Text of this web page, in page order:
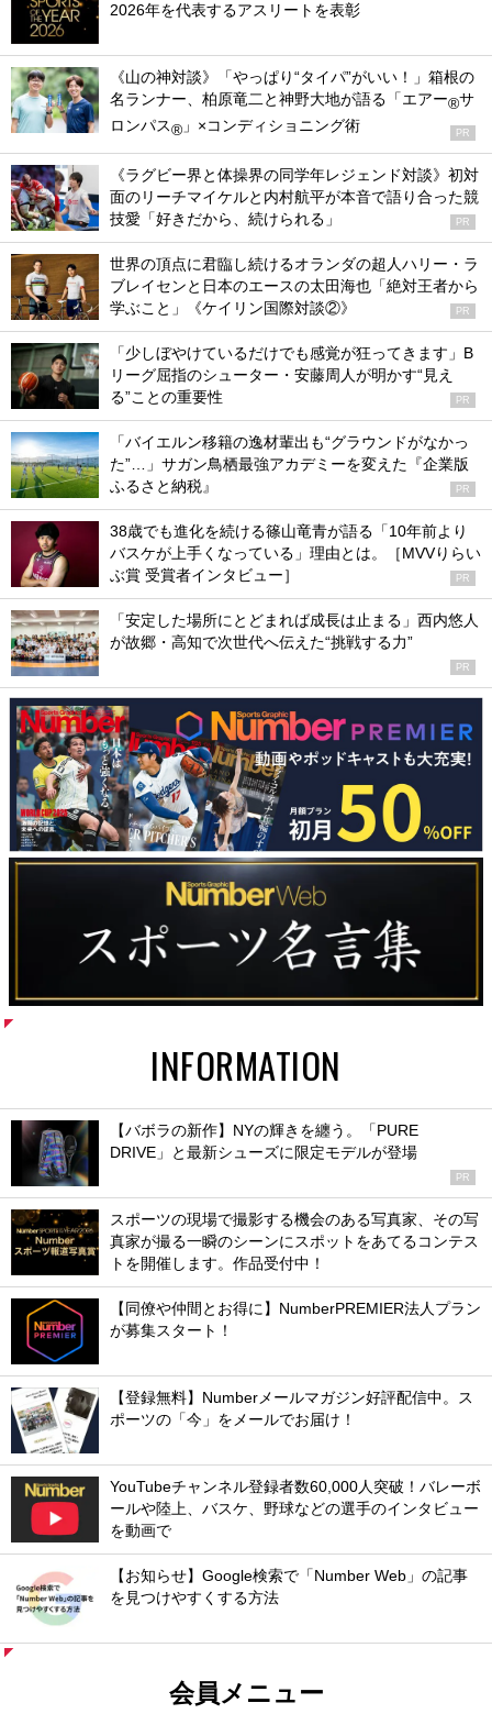
2026年を代表するアスリートを表彰
《山の神対談》「やっぱり“タイパ”がいい！」箱根の
名ランナー、柏原竜二と神野大地が語る「エアー®サ
ロンパス® 」×コンディショニング術 PR
《ラグビー界と体操界の同学年レジェンド対談》初対
面のリーチマイケルと内村航平が本音で語り合った競
技愛「好きだから、続けられる」
PR
世界の頂点に君臨し続けるオランダの超人ハリー・ラ
ブレイセンと日本のエースの太田海也「絶対王者から
学ぶこと」《ケイリン国際対談②》
PR
「少しぼやけているだけでも感覚が狂ってきます」B
リーグ屈指のシューター・安藤周人が明かす“見え
る”ことの重要性
PR
「バイエルン移籍の逸材輩出も“グラウンドがなかっ
た”…」サガン鳥栖最強アカデミーを変えた『企業版
ふるさと納税』
PR
38歳でも進化を続ける篠山竜青が語る「10年前より
バスケが上手くなっている」理由とは。［MVVりらい
ぶ賞 受賞者インタビュー］
PR
「安定した場所にとどまれば成長は止まる」西内悠人
が故郷・高知で次世代へ伝えた“挑戦する力”
PR
INFORMATION
【バボラの新作】NYの輝きを纏う。「PURE
DRIVE」と最新シューズに限定モデルが登場
PR
スポーツの現場で撮影する機会のある写真家、その写
真家が撮る一瞬のシーンにスポットをあてるコンテス
トを開催します。作品受付中！
【同僚や仲間とお得に】NumberPREMIER法人プラン
が募集スタート！
【登録無料】Numberメールマガジン好評配信中。ス
ポーツの「今」をメールでお届け！
YouTubeチャンネル登録者数60,000人突破！バレーボ
ールや陸上、バスケ、野球などの選手のインタビュー
を動画で
【お知らせ】Google検索で「Number Web」の記事
を見つけやすくする方法
会員メニュー